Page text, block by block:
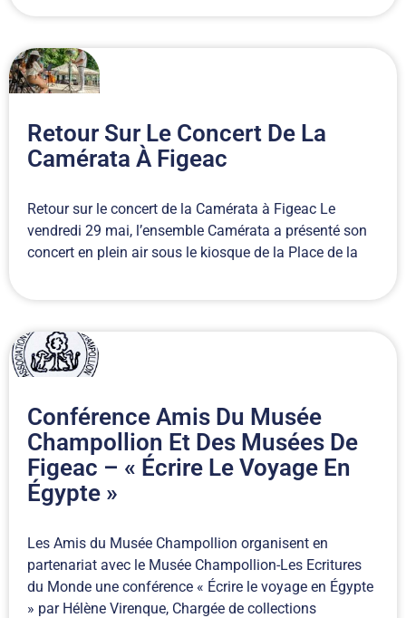
Retour Sur Le Concert De La
Camérata À Figeac
Retour sur le concert de la Camérata à Figeac Le
vendredi 29 mai, l’ensemble Camérata a présenté son
concert en plein air sous le kiosque de la Place de la
Conférence Amis Du Musée
Champollion Et Des Musées De
Figeac – « Écrire Le Voyage En
Égypte »
Les Amis du Musée Champollion organisent en
partenariat avec le Musée Champollion-Les Ecritures
du Monde une conférence « Écrire le voyage en Égypte
» par Hélène Virenque, Chargée de collections